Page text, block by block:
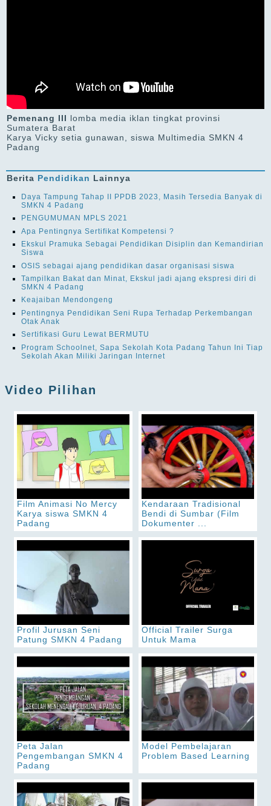
Pemenang III lomba media iklan tingkat provinsi
Sumatera Barat
Karya Vicky setia gunawan, siswa Multimedia SMKN 4
Padang
Berita Pendidikan Lainnya
Daya Tampung Tahap II PPDB 2023, Masih Tersedia Banyak di
SMKN 4 Padang
PENGUMUMAN MPLS 2021
Apa Pentingnya Sertifikat Kompetensi ?
Ekskul Pramuka Sebagai Pendidikan Disiplin dan Kemandirian
Siswa
OSIS sebagai ajang pendidikan dasar organisasi siswa
Tampilkan Bakat dan Minat, Ekskul jadi ajang ekspresi diri di
SMKN 4 Padang
Keajaiban Mendongeng
Pentingnya Pendidikan Seni Rupa Terhadap Perkembangan
Otak Anak
Sertifikasi Guru Lewat BERMUTU
Program Schoolnet, Sapa Sekolah Kota Padang Tahun Ini Tiap
Sekolah Akan Miliki Jaringan Internet
Video Pilihan
Film Animasi No Mercy
Karya siswa SMKN 4
Padang
Kendaraan Tradisional
Bendi di Sumbar (Film
Dokumenter ...
Profil Jurusan Seni
Patung SMKN 4 Padang
Official Trailer Surga
Untuk Mama
Peta Jalan
Pengembangan SMKN 4
Padang
Model Pembelajaran
Problem Based Learning